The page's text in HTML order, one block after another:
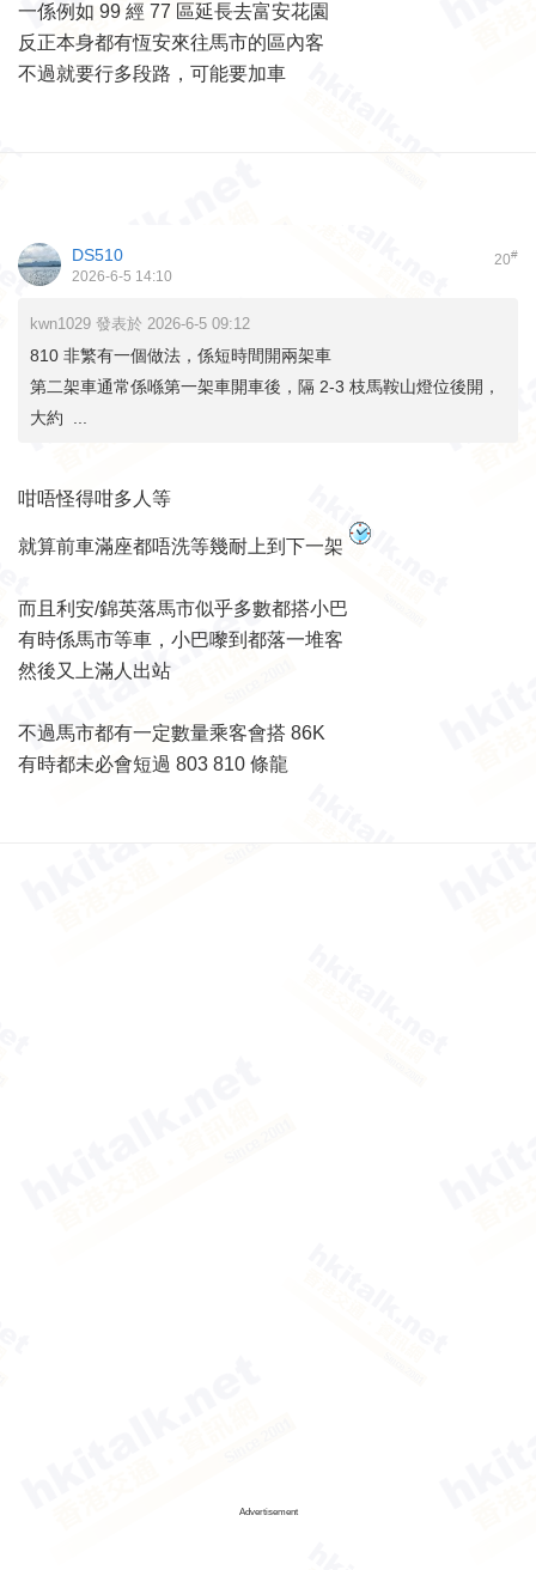
一係例如 99 經 77 區延長去富安花園
反正本身都有恆安來往馬市的區內客
不過就要行多段路，可能要加車
20#
DS510
2026-6-5 14:10
kwn1029 發表於 2026-6-5 09:12
810 非繁有一個做法，係短時間開兩架車
第二架車通常係喺第一架車開車後，隔 2-3 枝馬鞍山燈位後開，
大約 ...
咁唔怪得咁多人等
就算前車滿座都唔洗等幾耐上到下一架
而且利安/錦英落馬市似乎多數都搭小巴
有時係馬市等車，小巴嚟到都落一堆客
然後又上滿人出站
不過馬市都有一定數量乘客會搭 86K
有時都未必會短過 803 810 條龍
Advertisement